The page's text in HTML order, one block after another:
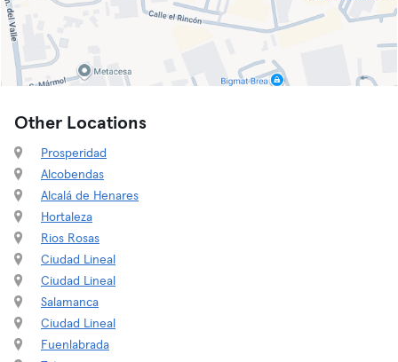
Other Locations
Prosperidad
Alcobendas
Alcalá de Henares
Hortaleza
Rios Rosas
Ciudad Lineal
Ciudad Lineal
Salamanca
Ciudad Lineal
Fuenlabrada